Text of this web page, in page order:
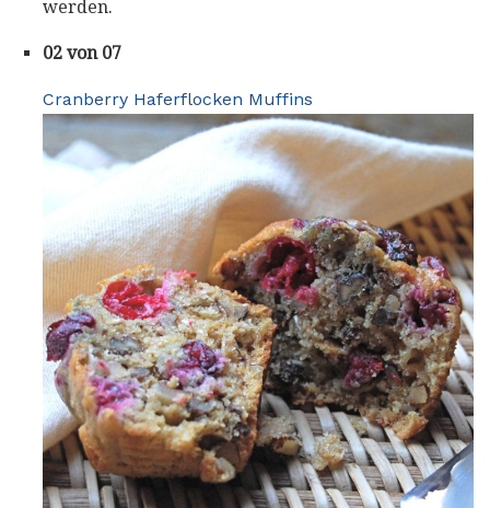
werden.
02 von 07
Cranberry Haferflocken Muffins